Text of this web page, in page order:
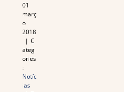
01
març
o
2018
| C
ateg
ories
:
Notíc
ias